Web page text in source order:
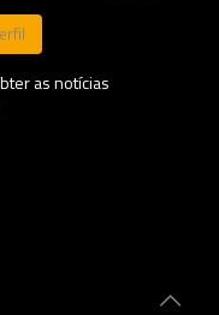
as notícias